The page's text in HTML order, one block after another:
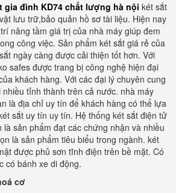
gia đình KD74 chất lượng hà nội két sắt
lưu trữ,bảo quản hồ sơ tài liệu. Hiện nay
nâng tầm giá trị của nhà máy giúp đem
công việc. Sản phẩm két sắt giá rẻ của
ngày càng được cải thiện tốt hơn. Với
safes được trang bị công nghệ hiện đại
khách hàng. Với các đại lý chuyên cung
tỉnh thành trên cả nước. nhà máy
là địa chỉ uy tín để khách hàng có thể lựa
sắt uy tín uy tín. Hệ thống két sắt điện tử
sản phẩm đạt các chứng nhận và nhiều
là sản phẩm tiêu biểu trong ngành. két
được phủ sơn tĩnh điện trên bề mặt. Có
có bánh xe di động.
cơ